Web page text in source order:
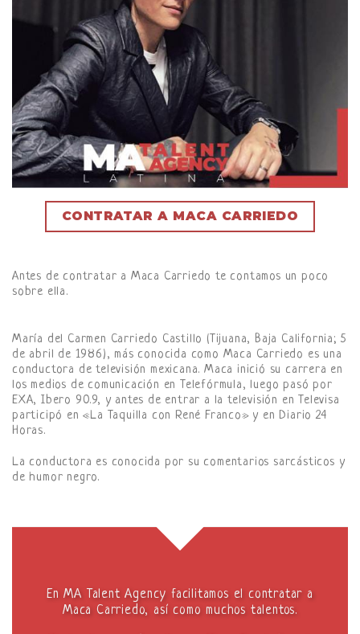
CONTRATAR A MACA CARRIEDO
Antes de contratar a Maca Carriedo te contamos un poco
sobre ella.
María del Carmen Carriedo Castillo (Tijuana, Baja California; 5
de abril de 1986), más conocida como Maca Carriedo es una
conductora de televisión mexicana. Maca inició su carrera en
los medios de comunicación en Telefórmula, luego pasó por
EXA, Ibero 90.9, y antes de entrar a la televisión en Televisa
participó en «La Taquilla con René Franco» y en Diario 24
Horas.
La conductora es conocida por su comentarios sarcásticos y
de humor negro.
En MA Talent Agency facilitamos el contratar a
Maca Carriedo, así como muchos talentos.